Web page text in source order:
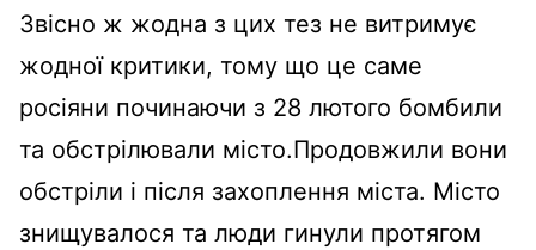
Звісно ж жодна з цих тез не витримує
жодної критики, тому що це саме
росіяни починаючи з 28 лютого бомбили
та обстрілювали місто.Продовжили вони
обстріли і після захоплення міста. Місто
знищувалося та люди гинули протягом